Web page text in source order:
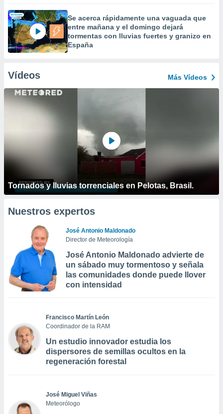
Se acerca rápidamente una vaguada que
entre mañana y el domingo dejará
tormentas con lluvias fuertes y granizo en
España
Vídeos Más Vídeos
Tornados y lluvias torrenciales en Pelotas, Brasil.
Nuestros expertos
José Antonio Maldonado
Director de Meteorología
José Antonio Maldonado advierte de
un sábado muy tormentoso y señala
las comunidades donde puede llover
con intensidad
Francisco Martín León
Coordinador de la RAM
Un estudio innovador estudia los
dispersores de semillas ocultos en la
regeneración forestal
José Miguel Viñas
Meteorólogo